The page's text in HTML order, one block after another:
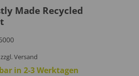
Made Recycled
zzgl. Versand
in 2-3 Werktagen